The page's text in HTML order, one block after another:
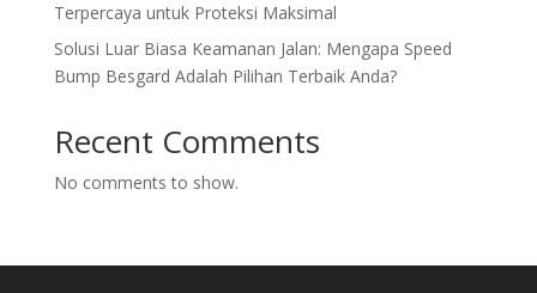
Terpercaya untuk Proteksi Maksimal
Solusi Luar Biasa Keamanan Jalan: Mengapa Speed
Bump Besgard Adalah Pilihan Terbaik Anda?
Recent Comments
No comments to show.